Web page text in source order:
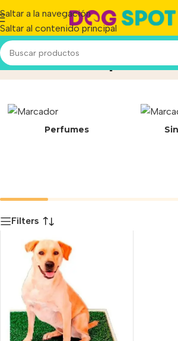
Saltar a la navegación
Saltar al contenido principal
Outdoor CarpetInicio/
Perfumes
Filters